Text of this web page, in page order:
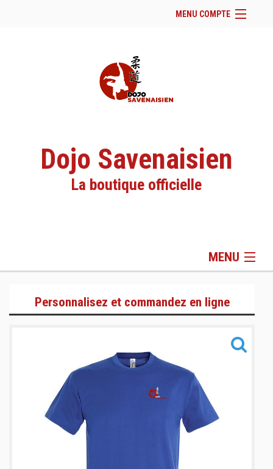
MENU COMPTE
Facebook
Se connecter
Dojo Savenaisien
La boutique officielle
MENU
Gamme Training
Informations
Personnalisez et commandez en ligne